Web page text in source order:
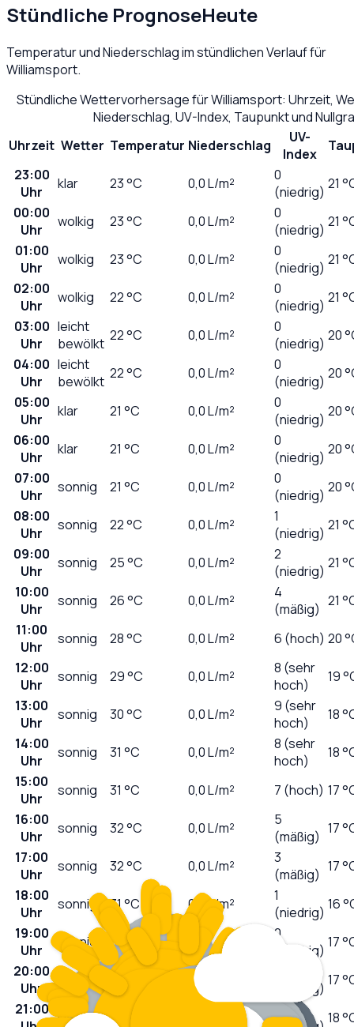
Stündliche PrognoseHeute
Temperatur und Niederschlag im stündlichen Verlauf für
Williamsport.
Stündliche Wettervorhersage fürWilliamsport: Uhrzeit,
Niederschlag, UV-Index, Taupunkt und
Uhrzeit Wetter Temperatur Niederschlag
UV-
Index
23:00
Uhr
klar 23°C 0,0L/m²
0
(niedrig) 21
00:00
Uhr
wolkig 23°C 0,0L/m²
0
(niedrig) 21
01:00
Uhr
wolkig 23°C 0,0L/m²
0
(niedrig) 21
02:00
Uhr
wolkig 22°C 0,0L/m²
0
(niedrig) 21
03:00
Uhr
leicht
bewölkt 22°C 0,0L/m²
0
(niedrig) 20
04:00
Uhr
leicht
bewölkt 22°C 0,0L/m²
0
(niedrig) 20
05:00
Uhr
klar 21 °C 0,0L/m²
0
(niedrig) 20
06:00
Uhr
klar 21 °C 0,0L/m²
0
(niedrig) 20
07:00
Uhr
sonnig 21 °C 0,0L/m²
0
(niedrig) 20
08:00
Uhr
sonnig 22°C 0,0L/m²
1
(niedrig) 21
09:00
Uhr
sonnig 25°C 0,0L/m²
2
(niedrig) 21
10:00
Uhr
sonnig 26°C 0,0L/m²
4
(mäßig) 21
11:00
Uhr
sonnig 28°C 0,0L/m² 6 (hoch) 20
12:00
Uhr
sonnig 29°C 0,0L/m²
8 (sehr
hoch)
19
13:00
Uhr
sonnig 30°C 0,0L/m²
9 (sehr
hoch)
18
14:00
Uhr
sonnig 31 °C 0,0L/m²
8 (sehr
hoch)
18
15:00
Uhr
sonnig 31 °C 0,0L/m² 7 (hoch) 17
16:00
Uhr
sonnig 32°C 0,0L/m²
5
(mäßig) 17
17:00
Uhr
sonnig 32°C 0,0L/m²
3
(mäßig) 17
18:00
Uhr
sonnig 31°C 0,0 L/m²
1
(niedrig) 16
19:00
Uhr
sonnig 31 °C 0,0 L/m²
0
(niedrig) 17
20:00
Uhr
sonnig 29 °C 0,0
(niedrig) 17
21:00 klar 26 °C
0
18